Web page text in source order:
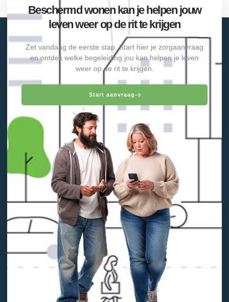
Beschermd wonen kan je helpen jouw
leven weer op de rit te krijgen
Zet vandaag de eerste stap. Start hier je zorgaanvraag
en ontdek welke begeleiding jou kan helpen je leven
weer op de rit te krijgen.
Start aanvraag